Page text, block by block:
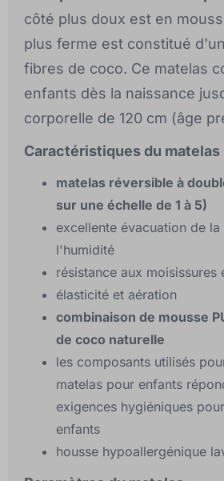
côté plus doux est en
plus ferme est constitué
fibres de coco. Ce matelas
enfants dès la naissance
corporelle de 120 cm (âge
Caractéristiques du matelas
matelas réversible à
sur une échelle de 1 à 5)
excellente évacuation de
l'humidité
résistance aux moisissures
élasticité et aération
combinaison de mousse
de coco naturelle
les composants utilisés
matelas pour enfants
exigences hygiéniques
enfants
housse hypoallergénique